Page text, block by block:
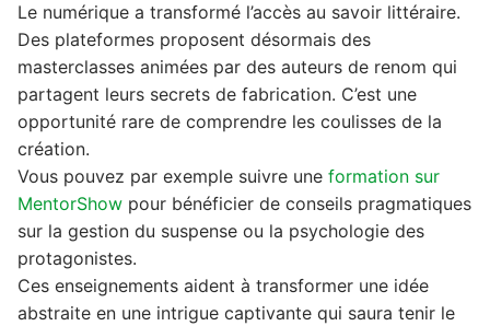
Le numérique a transformé l’accès au savoir littéraire.
Des plateformes proposent désormais des
masterclasses animées par des auteurs de renom qui
partagent leurs secrets de fabrication. C’est une
opportunité rare de comprendre les coulisses de la
création.
Vous pouvez par exemple suivre une formation sur
MentorShow pour bénéficier de conseils pragmatiques
sur la gestion du suspense ou la psychologie des
protagonistes.
Ces enseignements aident à transformer une idée
abstraite en une intrigue captivante qui saura tenir le